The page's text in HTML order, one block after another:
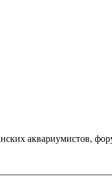
аквариумистов,